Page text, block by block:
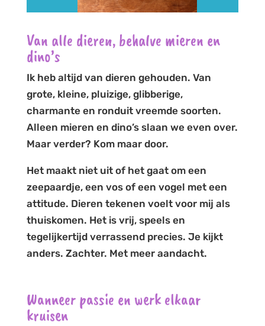
Van alle dieren, behalve mieren en
dino’s
Ik heb altijd van dieren gehouden. Van
grote, kleine, pluizige, glibberige,
charmante en ronduit vreemde soorten.
Alleen mieren en dino’s slaan we even over.
Maar verder? Kom maar door.
Het maakt niet uit of het gaat om een
zeepaardje, een vos of een vogel met een
attitude. Dieren tekenen voelt voor mij als
thuiskomen. Het is vrij, speels en
tegelijkertijd verrassend precies. Je kijkt
anders. Zachter. Met meer aandacht.
Wanneer passie en werk elkaar
kruisen